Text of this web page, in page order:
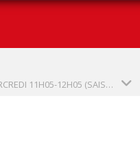
ENF 4 : MERCREDI 11H05-12H05 (SAISON 2025-2026)